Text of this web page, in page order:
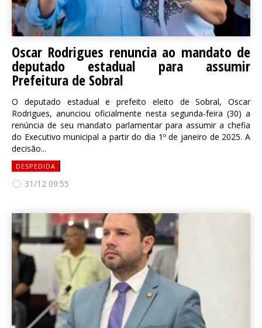
Oscar Rodrigues renuncia ao mandato de
deputado estadual para assumir
Prefeitura de Sobral
O deputado estadual e prefeito eleito de Sobral, Oscar
Rodrigues, anunciou oficialmente nesta segunda-feira (30) a
renúncia de seu mandato parlamentar para assumir a chefia
do Executivo municipal a partir do dia 1º de janeiro de 2025. A
decisão...
DESPEDIDA
31/12 09:55